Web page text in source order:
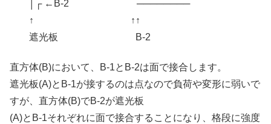
│┌ ←B-2 ────────
↑ ↑↑
遮光板 B-2
直方体(B)において、B-1とB-2は面で接合します。
遮光板(A)とB-1が接するのは点なので負荷や変形に弱いで
すが、直方体(B)でB-2が遮光板
(A)とB-1それぞれに面で接合することになり、格段に強度